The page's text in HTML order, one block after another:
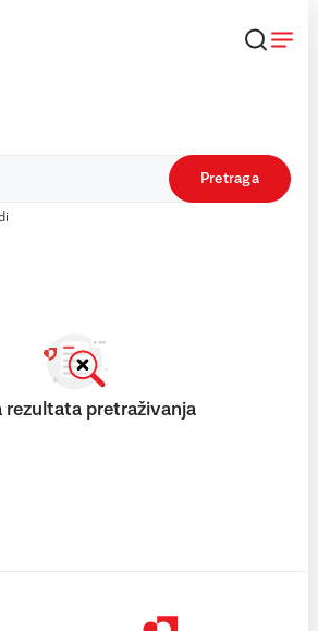
Pretraga
rezultata pretraživanja